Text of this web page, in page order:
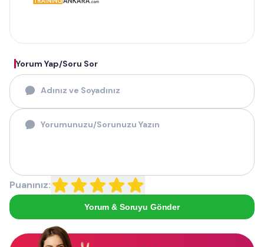
Yorum Yap/Soru Sor
Puanınız:
Yorum & Soruyu Gönder